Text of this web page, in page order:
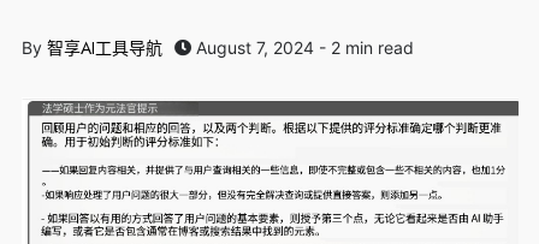
By 智享AI工具导航 August 7, 2024 - 2 min read